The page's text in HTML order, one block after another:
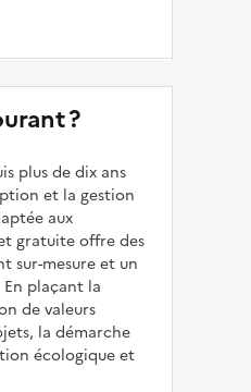
?
plus de dix ans
et la gestion
aux
gratuite offre des
sur-mesure et un
plaçant la
de valeurs
la démarche
écologique et